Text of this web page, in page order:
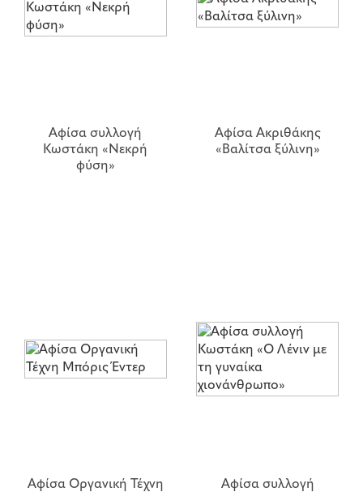
Αφίσα συλλογή
Κωστάκη «Νεκρή
φύση»
Αφίσα Ακριθάκης
«Βαλίτσα ξύλινη»
Αφίσα Οργανική Τέχνη
Αφίσα συλλογή